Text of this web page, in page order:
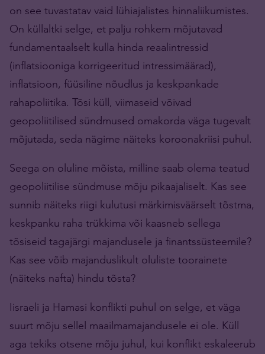
on see tuvastatav vaid lühiajalistes hinnaliikumistes.
On küllaltki selge, et palju rohkem mõjutavad
fundamentaalselt kulla hinda reaalintressid
(inflatsiooniga korrigeeritud intressimäärad),
inflatsioon, füüsiline nõudlus ja keskpankade
rahapoliitika. Tõsi küll, viimaseid võivad
geopoliitilised sündmused omakorda väga tugevalt
mõjutada, seda nägime näiteks koroonakriisi puhul.
Seega on oluline mõista, milline saab olema teatud
geopoliitilise sündmuse mõju pikaajaliselt. Kas see
sunnib näiteks riigi kulutusi märkimisväärselt tõstma,
keskpanku raha trükkima või kaasneb sellega
tõsiseid tagajärgi majandusele ja finantssüsteemile?
Kas see võib majanduslikult oluliste toorainete
(näiteks nafta) hindu tõsta?
Iisraeli ja Hamasi konflikti puhul on selge, et väga
suurt mõju sellel maailmamajandusele ei ole. Küll
aga tekiks otsene mõju juhul, kui konflikt eskaleerub